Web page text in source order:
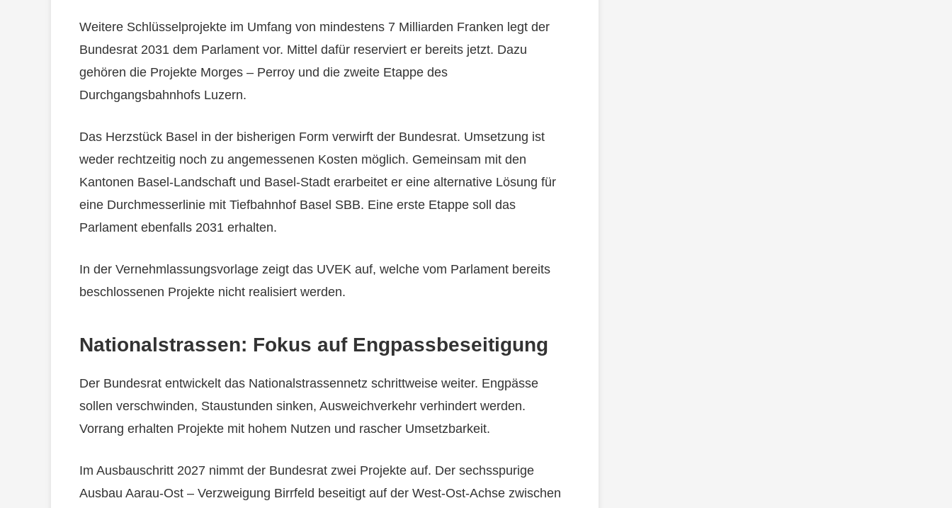
Weitere Schlüsselprojekte im Umfang von mindestens 7 Milliarden Franken legt der
Bundesrat 2031 dem Parlament vor. Mittel dafür reserviert er bereits jetzt. Dazu
gehören die Projekte Morges – Perroy und die zweite Etappe des
Durchgangsbahnhofs Luzern.
Das Herzstück Basel in der bisherigen Form verwirft der Bundesrat. Umsetzung ist
weder rechtzeitig noch zu angemessenen Kosten möglich. Gemeinsam mit den
Kantonen Basel-Landschaft und Basel-Stadt erarbeitet er eine alternative Lösung für
eine Durchmesserlinie mit Tiefbahnhof Basel SBB. Eine erste Etappe soll das
Parlament ebenfalls 2031 erhalten.
In der Vernehmlassungsvorlage zeigt das UVEK auf, welche vom Parlament bereits
beschlossenen Projekte nicht realisiert werden.
Nationalstrassen: Fokus auf Engpassbeseitigung
Der Bundesrat entwickelt das Nationalstrassennetz schrittweise weiter. Engpässe
sollen verschwinden, Staustunden sinken, Ausweichverkehr verhindert werden.
Vorrang erhalten Projekte mit hohem Nutzen und rascher Umsetzbarkeit.
Im Ausbauschritt 2027 nimmt der Bundesrat zwei Projekte auf. Der sechsspurige
Ausbau Aarau-Ost – Verzweigung Birrfeld beseitigt auf der West-Ost-Achse zwischen